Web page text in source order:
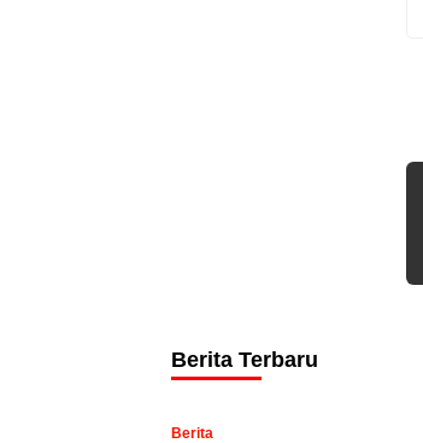
Berita Terbaru
Berita